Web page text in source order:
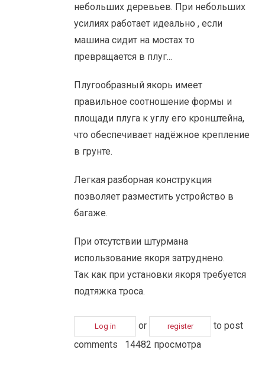
небольших деревьев. При небольших
усилиях работает идеально , если
машина сидит на мостах то
превращается в плуг...
Плугообразный якорь имеет
правильное соотношение формы и
площади плуга к углу его кронштейна,
что обеспечивает надёжное крепление
в грунте.
Легкая разборная конструкция
позволяет разместить устройство в
багаже.
При отсутствии штурмана
использование якоря затруднено.
Так как при установки якоря требуется
подтяжка троса.
Log in or register
to post
comments
14482 просмотра